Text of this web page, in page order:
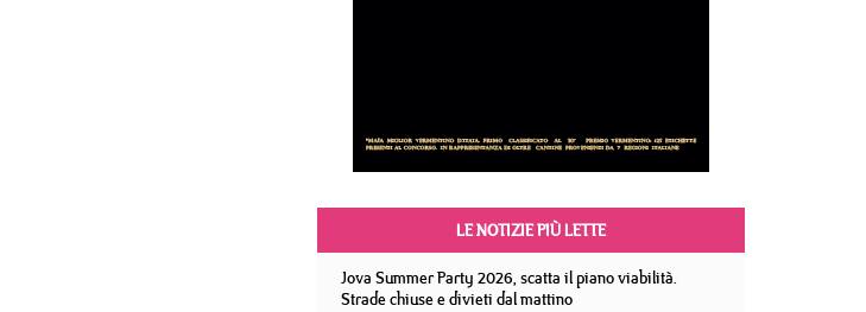
LE NOTIZIE PIÙ LETTE
Jova Summer Party 2026, scatta il piano viabilità.
Strade chiuse e divieti dal mattino